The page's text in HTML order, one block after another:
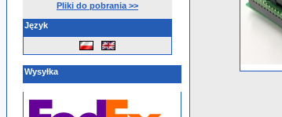
Pliki do pobrania >>
Język
Wysyłka